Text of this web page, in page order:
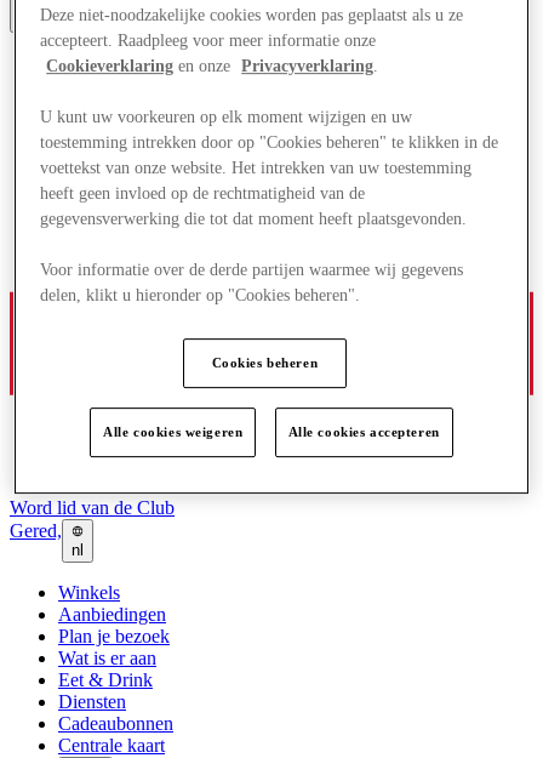
More
Word lid van de Club
Gered,
nl
Winkels
Aanbiedingen
Plan je bezoek
Wat is er aan
Eet & Drink
Diensten
Cadeaubonnen
Centrale kaart
Deze niet-noodzakelijke cookies worden pas geplaatst als u ze
accepteert. Raadpleeg voor meer informatie onze
Cookieverklaring en onze Privacyverklaring
U kunt uw voorkeuren op elk moment wijzigen en uw
toestemming intrekken door op "Cookies beheren" te klikken in de
voettekst van onze website. Het intrekken van uw toestemming
heeft geen invloed op de rechtmatigheid van de
gegevensverwerking die tot dat moment heeft plaatsgevonden.
Voor informatie over de derde partijen waarmee wij gegevens
delen, klikt u hieronder op "Cookies beheren".
Cookies beheren
Alle cookies weigeren Alle cookies accepteren